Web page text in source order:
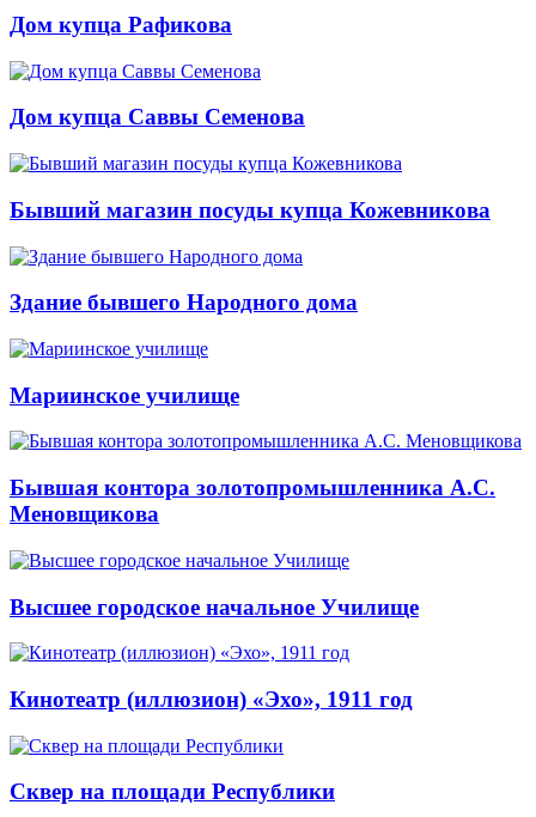
Дом купца Рафикова
Дом купца Саввы Семенова
Бывший магазин посуды купца Кожевникова
Здание бывшего Народного дома
Мариинское училище
Бывшая контора золотопромышленника А.С.
Меновщикова
Высшее городское начальное Училище
Кинотеатр (иллюзион) «Эхо», 1911 год
Сквер на площади Республики